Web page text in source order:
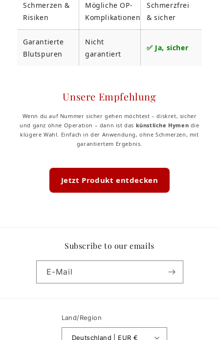
Schmerzen &
Risiken
Mögliche OP-
Komplikationen
Schmerzfrei
& sicher
Garantierte
Blutspuren
Nicht
garantiert
✅ Ja, sicher
Unsere Empfehlung
Wenn du auf Nummer sicher gehen möchtest – diskret, sicher
und ganz ohne Operation – dann ist das künstliche Hymen die
klügere Wahl. Einfach in der Anwendung, ohne Schmerzen, mit
garantiertem Ergebnis.
Jetzt Produkt entdecken
Subscribe to our emails
E-Mail
Land/Region
Deutschland | EUR €